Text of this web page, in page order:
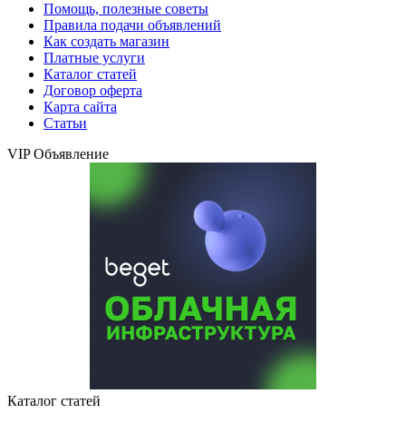
Помощь, полезные советы
Правила подачи объявлений
Как создать магазин
Платные услуги
Каталог статей
Договор оферта
Карта сайта
Статьи
VIP Объявление
Каталог статей